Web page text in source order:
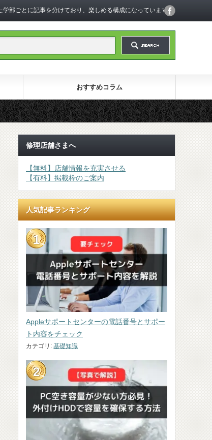
部ごとに記事を分けており、楽しめる構成になっています。
おすすめコラム
修理店舗さまへ
【無料】店舗情報を充実させる
【有料】掲載枠のご案内
人気記事ランキング
Appleサポートセンターの電話番号とサポー
ト内容をチェック
カテゴリ: 基礎知識